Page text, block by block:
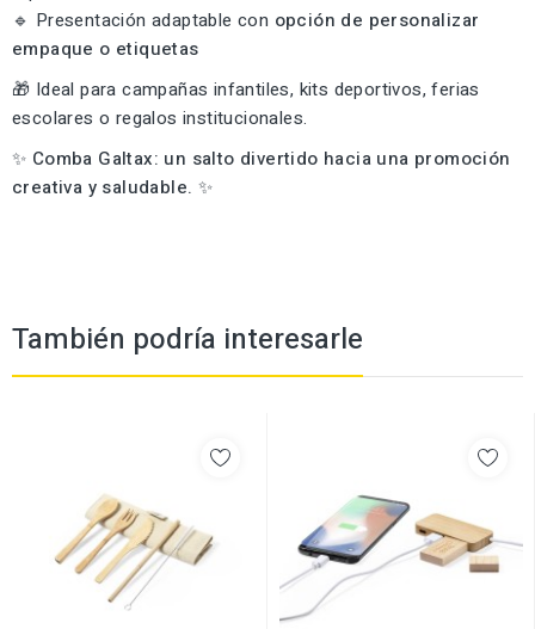
🔹 Presentación adaptable con opción de personalizar
empaque o etiquetas
🎁 Ideal para campañas infantiles, kits deportivos, ferias
escolares o regalos institucionales.
✨ Comba Galtax: un salto divertido hacia una promoción
creativa y saludable. ✨
También podría interesarle